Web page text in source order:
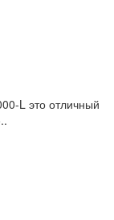
L это отличный